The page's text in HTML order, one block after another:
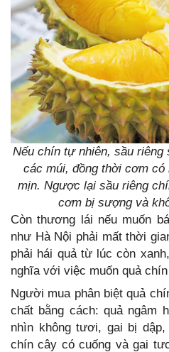
Nếu chín tự nhiên, sầu riêng
các múi, đồng thời cơm
mịn. Ngược lại sầu riêng
cơm bị sượng và
Còn thương lái nếu muốn
như Hà Nội phải mất thời
phải hái quả từ lúc còn
nghĩa với việc muốn quả
Người mua phân biệt quả
chất bằng cách: quả ngâm
nhìn không tươi, gai bị
chín cây có cuống và gai